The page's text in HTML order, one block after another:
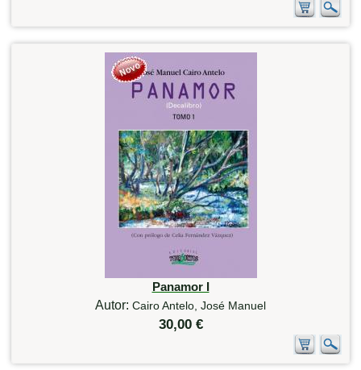
Panamor I
Autor: Cairo Antelo, José Manuel
30,00 €